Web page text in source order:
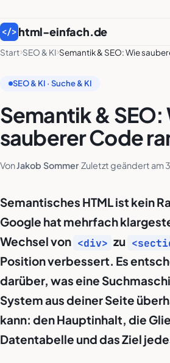
</> html-einfach.de
Start SEO & KI Semantik & SEO: Wie
SEO & KI · Suche & KI
Semantik & SEO:
sauberer Code
VonJakob Sommer Zuletzt geändert am
Semantisches HTML ist kein
Google hat mehrfach
Wechsel von <div> zu
Position verbessert. Es
darüber, was eine
System aus deiner Seite
kann: den Hauptinhalt, die
Datentabelle und das Ziel